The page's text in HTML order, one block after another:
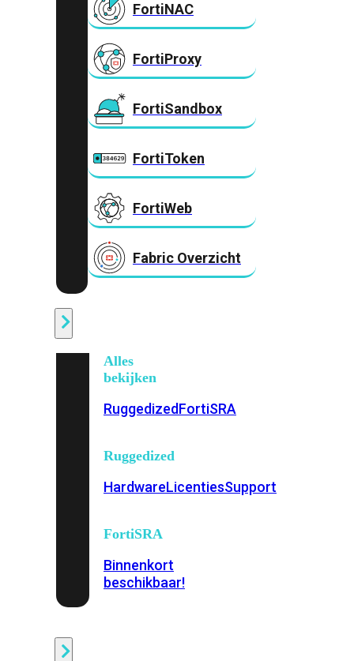
FortiNAC
FortiProxy
FortiSandbox
FortiToken
FortiWeb
Fabric Overzicht
Alles
bekijken
RuggedizedFortiSRA
Ruggedized
HardwareLicentiesSupport
FortiSRA
Binnenkort
beschikbaar!